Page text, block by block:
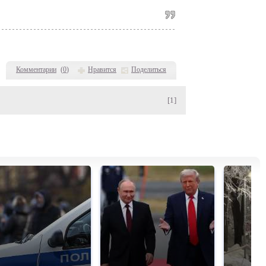
Комментарии (0) Нравится Поделиться
[1]